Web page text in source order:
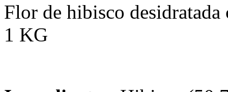
Flor de hibisco desidratada
1 KG